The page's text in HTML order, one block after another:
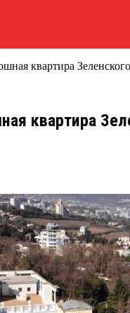
квартира
квартира